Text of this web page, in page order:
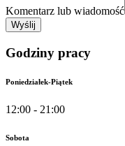
Komentarz lub wiadomość
Wyślij
Godziny pracy
Poniedziałek-Piątek
12:00 - 21:00
Sobota